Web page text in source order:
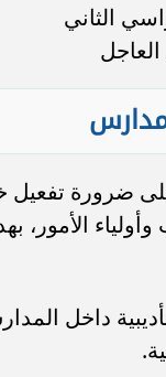
الثاني
على ضرورة
الأمور،
داخل